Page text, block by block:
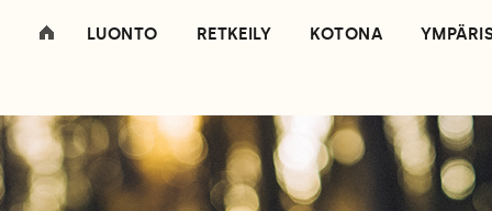
LUONTO RETKEILY KOTONA